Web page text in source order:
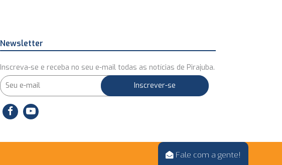
Newsletter
Inscreva-se e receba no seu e-mail todas as notícias de Pirajuba.
Fale com a gente!